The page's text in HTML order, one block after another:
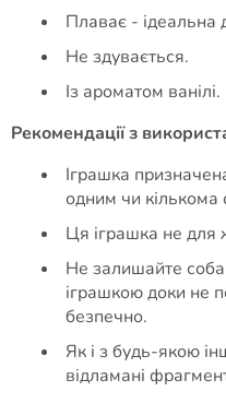
Плаває - ідеальна
Не здувається.
Із ароматом ванілі.
Рекомендації з
Іграшка
одним чи кількома
Ця іграшка не для
Не залишайте
іграшкою доки не
безпечно.
Як і з будь-якою
відламані